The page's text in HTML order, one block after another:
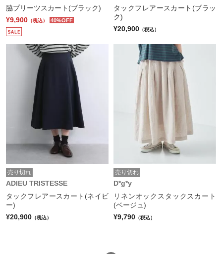
脇プリーツスカート(ブラック)
¥9,900 （税込） 40%OFF
タックフレアースカート(ブラッ
ク)
¥20,900 （税込）
売り切れ
ADIEU TRISTESSE
タックフレアースカート(ネイビ
ー)
¥20,900 （税込）
売り切れ
D*g*y
リネンオックスタックスカート
(ベージュ)
¥9,790 （税込）